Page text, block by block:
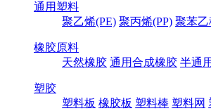
通用塑料
聚乙烯(PE) 聚丙烯(PP) 聚苯乙
橡胶原料
天然橡胶 通用合成橡胶 半通
塑胶
塑料板 橡胶板 塑料棒 塑料网